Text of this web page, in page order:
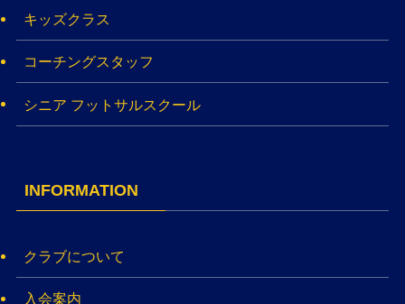
キッズクラス
コーチングスタッフ
シニア フットサルスクール
INFORMATION
クラブについて
入会案内